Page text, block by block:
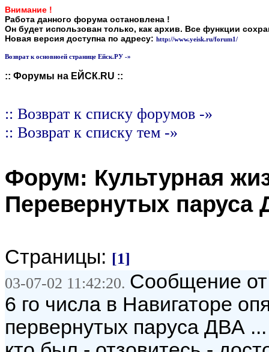
Внимание !
Работа данного форума остановлена !
Он будет использован только, как архив. Все функции
Новая версия доступна по адресу: http://www.yeisk.ru/forum1/
Возврат к основноей странице Ейск.РУ -»
:: Форумы на ЕЙСК.RU ::
:: Возврат к списку форумов -»
:: Возврат к списку тем -»
Форум: Культурная
Перевернутых паруса
Страницы: [1]
03-07-02 11:42:20. Сообщение
6 го числа в Навигаторе
первернутых паруса ДВА ...